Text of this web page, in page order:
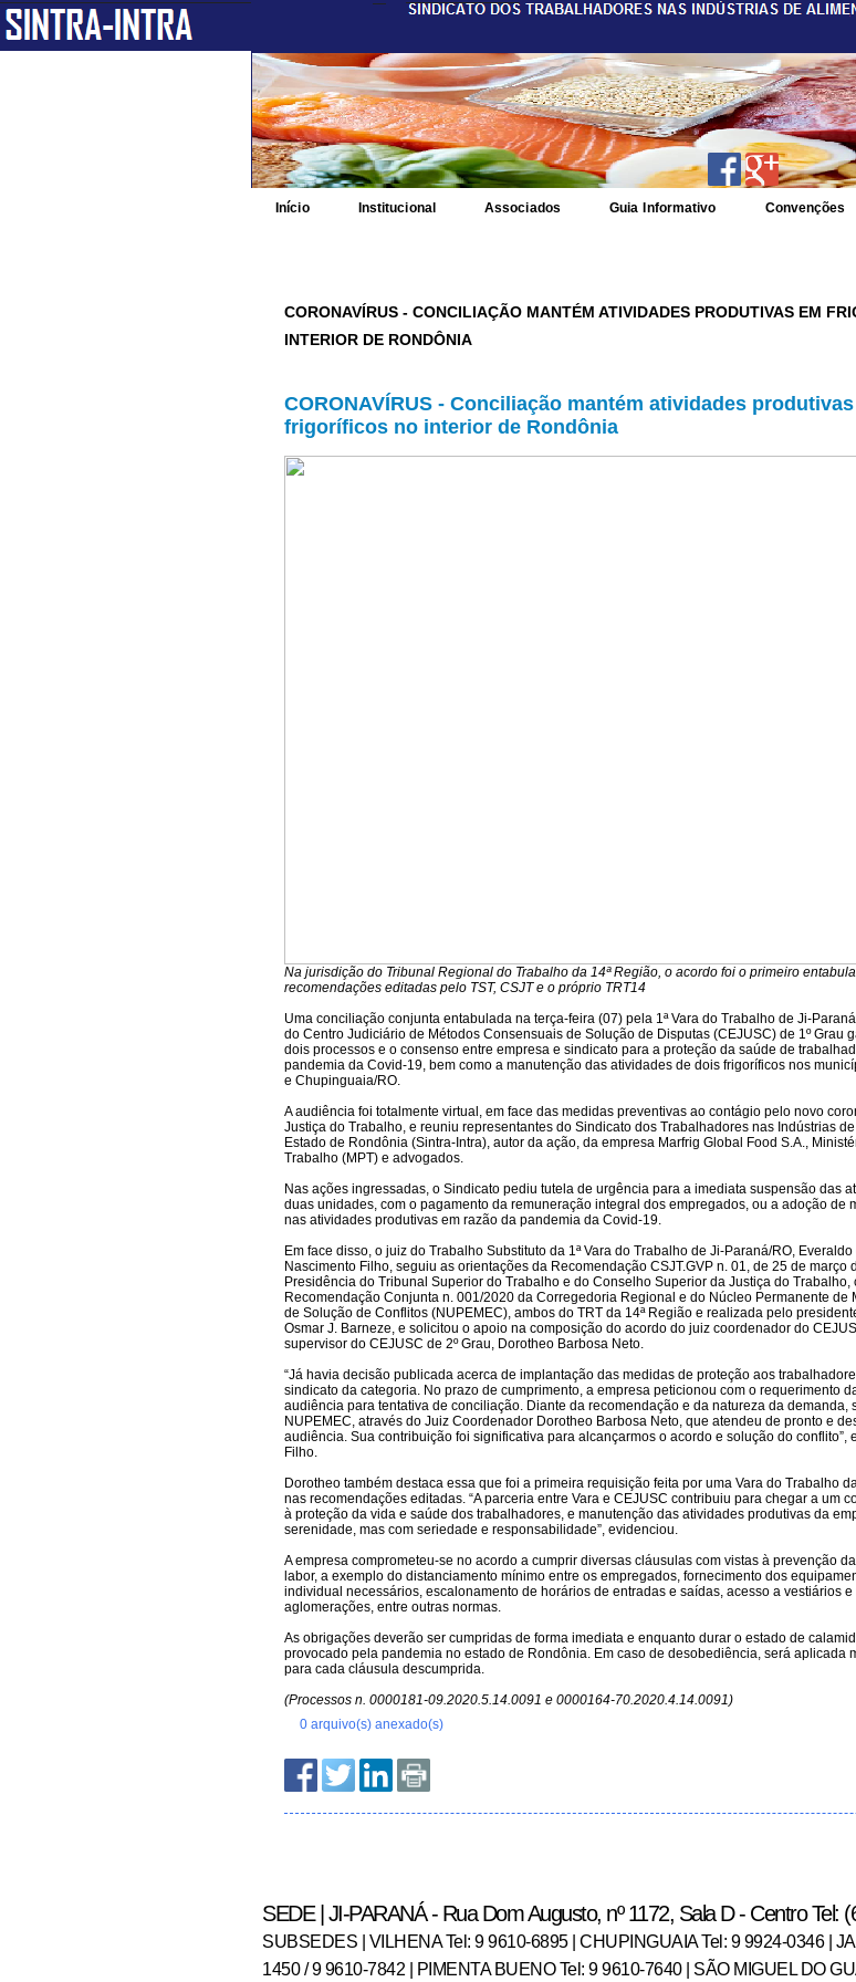
Início Institucional Associados Guia Informativo Convenções
CORONAVÍRUS - CONCILIAÇÃO MANTÉM ATIVIDADES PRODUTIVAS EM
INTERIOR DE RONDÔNIA
0 arquivo(s) anexado(s)
SEDE | JI-PARANÁ - Rua Dom Augusto, nº 1172, Sala D - Centro Tel:
SUBSEDES | VILHENA Tel: 9 9610-6895 | CHUPINGUAIA Tel: 9 9924-0346 |
1450 / 9 9610-7842 | PIMENTA BUENO Tel: 9 9610-7640 | SÃO MIGUEL DO